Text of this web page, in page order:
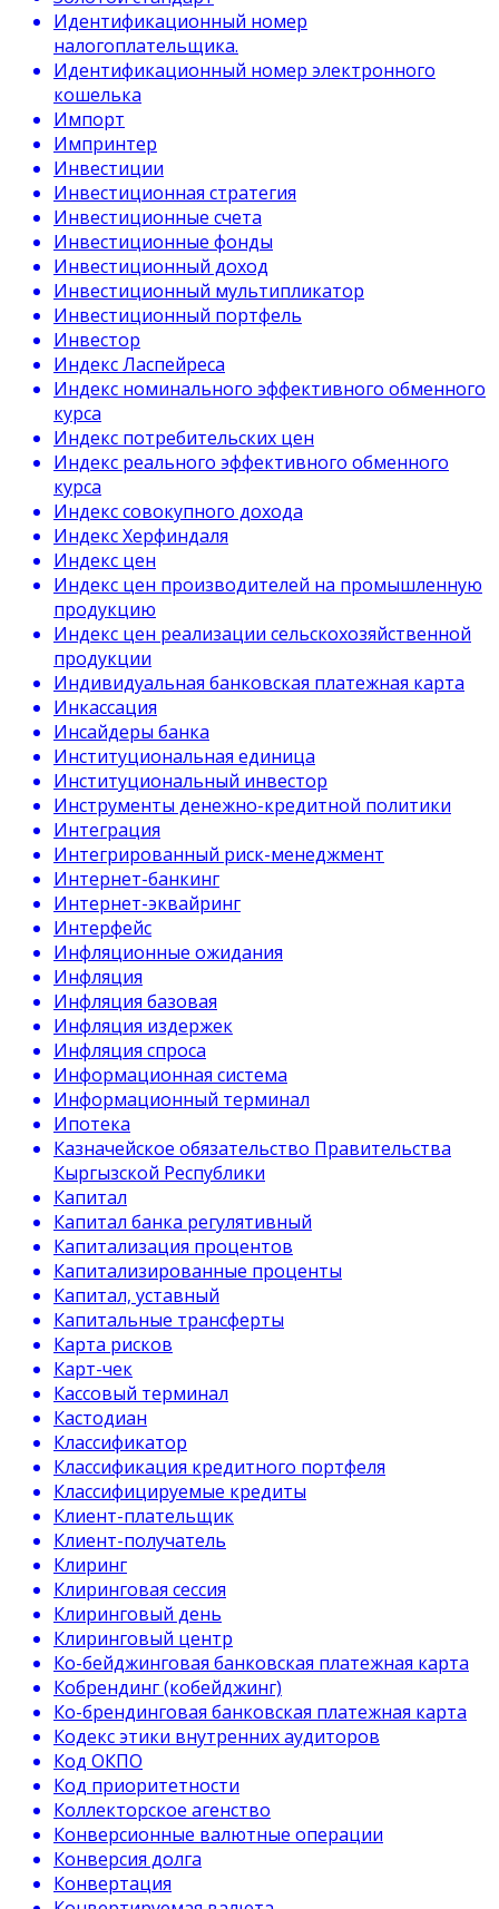
Идентификационный номер
налогоплательщика.
Идентификационный номер электронного
кошелька
Импорт
Импринтер
Инвестиции
Инвестиционная стратегия
Инвестиционные счета
Инвестиционные фонды
Инвестиционный доход
Инвестиционный мультипликатор
Инвестиционный портфель
Инвестор
Индекс Ласпейреса
Индекс номинального эффективного обменного
курса
Индекс потребительских цен
Индекс реального эффективного обменного
курса
Индекс совокупного дохода
Индекс Херфиндаля
Индекс цен
Индекс цен производителей на промышленную
продукцию
Индекс цен реализации сельскохозяйственной
продукции
Индивидуальная банковская платежная карта
Инкассация
Инсайдеры банка
Институциональная единица
Институциональный инвестор
Инструменты денежно-кредитной политики
Интеграция
Интегрированный риск-менеджмент
Интернет-банкинг
Интернет-эквайринг
Интерфейс
Инфляционные ожидания
Инфляция
Инфляция базовая
Инфляция издержек
Инфляция спроса
Информационная система
Информационный терминал
Ипотека
Казначейское обязательство Правительства
Кыргызской Республики
Капитал
Капитал банка регулятивный
Капитализация процентов
Капитализированные проценты
Капитал, уставный
Капитальные трансферты
Карта рисков
Карт-чек
Кассовый терминал
Кастодиан
Классификатор
Классификация кредитного портфеля
Классифицируемые кредиты
Клиент-плательщик
Клиент-получатель
Клиринг
Клиринговая сессия
Клиринговый день
Клиринговый центр
Ко-бейджинговая банковская платежная карта
Кобрендинг (кобейджинг)
Ко-брендинговая банковская платежная карта
Кодекс этики внутренних аудиторов
Код ОКПО
Код приоритетности
Коллекторское агенство
Конверсионные валютные операции
Конверсия долга
Конвертация